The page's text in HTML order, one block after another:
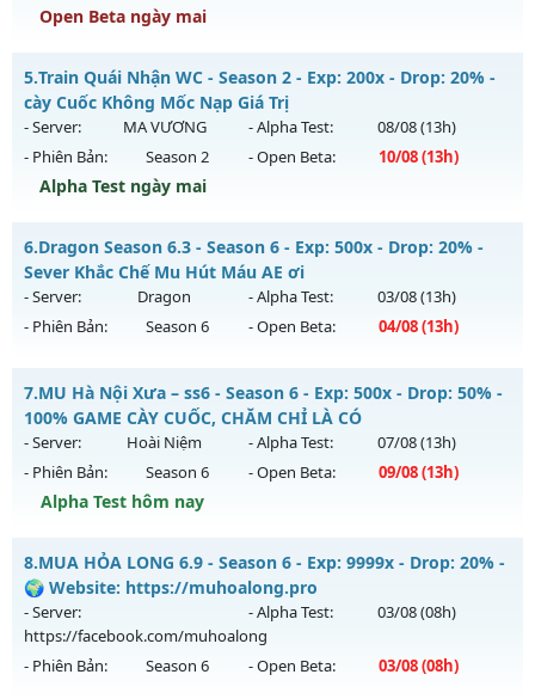
Exp: 9999x - Drop: 20%
Thể loại: Mu Nguyên bản Webzen
Antihack: XShield
Open Beta ngày mai
MU SS6 - HOÀI NIỆM-SĂN BOSS-VUI VẺ
Mu mới ra tháng 08 2026 - Mở máy chủ
ngày 08/08/2626
Exp: 99x - Drop: 20%
Kiểu reset: Non Reset
Antihack: OK
5.Train Quái Nhận WC - Season 2 - Exp: 200x - Drop: 20% -
cày Cuốc Không Mốc Nạp Giá Trị
- Server: MA VƯƠNG - Alpha Test: 08/08(13h)
- Phiên Bản:
Season 2 - Open Beta: 10/08(13h)
Alpha Test ngày mai
Mu mới ra tháng 08 2026 - Mở máy chủ
13h ngày 10/08/2626
Exp: 200x - Drop: 20%
Thể loại: Mu Nguyên bản Webzen
Antihack: GameGuard
6.Dragon Season 6.3 - Season 6 - Exp: 500x - Drop: 20% -
Sever Khắc Chế Mu Hút Máu AE ơi
- Server: Dragon - Alpha Test: 03/08(13h)
- Phiên Bản:
Season 6 - Open Beta: 04/08(13h)
Dragon Season 6.3 - Sever Khắc Chế Mu Hút Máu AE ơi
Mu mới ra tháng 08 2026 - Mở máy chủDragon
ngày 04/08/2626
Exp: 500x - Drop: 20%
Kiểu reset: Reset In Game
Thể loại: Mu Nguyên bản Webzen
Antihack: Antihack
7.MU Hà Nội Xưa – ss6 - Season 6 - Exp: 500x - Drop: 50% -
100% GAME CÀY CUỐC, CHĂM CHỈ LÀ CÓ
- Server: Hoài Niệm - Alpha Test: 07/08(13h)
- Phiên Bản:
Season 6 - Open Beta: 09/08(13h)
Alpha Test hôm nay
MU Hà Nội Xưa – ss6 - 100% GAME CÀY CUỐC, CHĂM CHỈ LÀ
CÓ
Mu mới ra tháng 08 2026 - Mở máy chủ
Hoài Niệmvào 13h
ngày 09/08/2626
Exp: 500x - Drop: 50%
8.MUA HỎA LONG 6.9 - Season 6 - Exp: 9999x - Drop: 20% -
🌍 Website: https://muhoalong.pro
- Server:
https://facebook.com/muhoalong
- Alpha Test: 03/08(08h)
- Phiên Bản: Season 6 - Open Beta: 03/08(08h)